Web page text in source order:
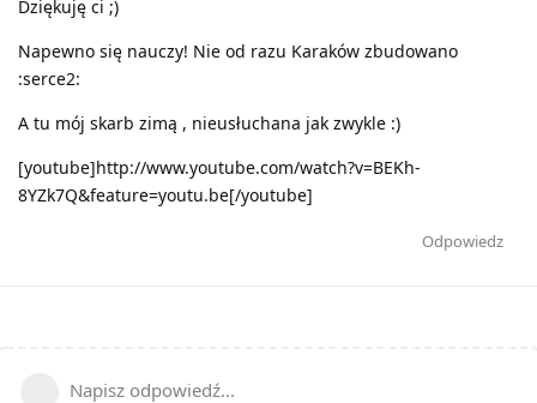
Dziękuję ci ;)
Napewno się nauczy! Nie od razu Karaków zbudowano
:serce2:
A tu mój skarb zimą , nieusłuchana jak zwykle :)
[youtube]http://www.youtube.com/watch?v=BEKh-
8YZk7Q&feature=youtu.be[/youtube]
Odpowiedz
Napisz odpowiedź...